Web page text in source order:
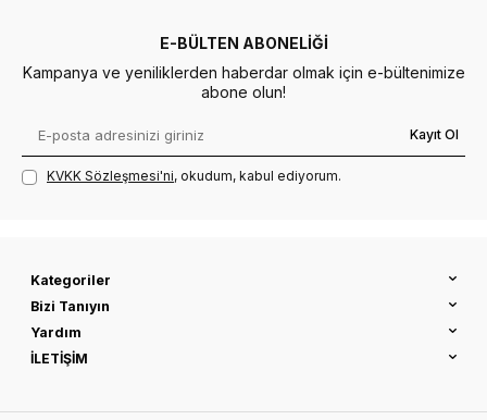
E-BÜLTEN ABONELIĞI
Kampanya ve yeniliklerden haberdar olmak için e-bültenimize
abone olun!
Kayıt Ol
KVKK Sözleşmesi'ni, okudum, kabul ediyorum.
Kategoriler
Bizi Tanıyın
Yardım
İLETİŞİM